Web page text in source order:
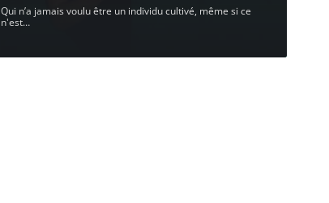
Qui n’a jamais voulu être un individu cultivé, même si ce
n'est…